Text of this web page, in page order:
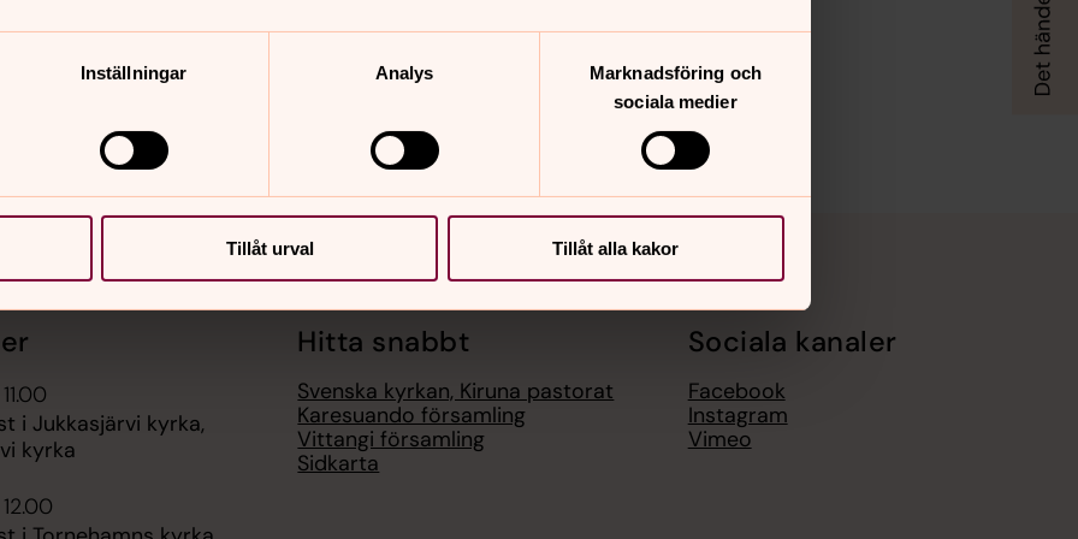
Inställningar Analys
Marknadsföring och
sociala medier
Tillåt urval Tillåt alla kakor
i Jukkasjärvi kyrka,
kyrka
Hitta snabbt
Svenska kyrkan, Kiruna pastorat
Karesuando församling
Vittangi församling
Sidkarta
Sociala kanaler
Facebook
Instagram
Vimeo